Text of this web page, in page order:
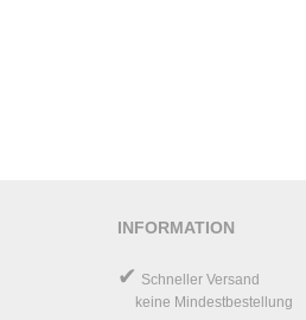
INFORMATION
✔ Schneller Versand
keine Mindestbestellung